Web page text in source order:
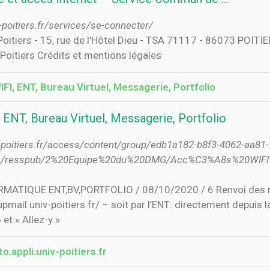
poitiers.fr/services/se-connecter/
- 15, rue de l'Hôtel Dieu - TSA 71117 - 86073
Crédits et mentions légales
ENT, Bureau Virtuel, Messagerie, Portfolio
Bureau Virtuel, Messagerie, Portfolio
access/content/group/edb1a182-b8f3-4062-aa81-
2%20Equipe%20du%20DMG/
ENT,BV,PORTFOLIO / 08/10/2020 / 6 Renvoi
poitiers.fr/ – soit par l’ENT: directement depuis
« Allez-y »
poitiers.fr